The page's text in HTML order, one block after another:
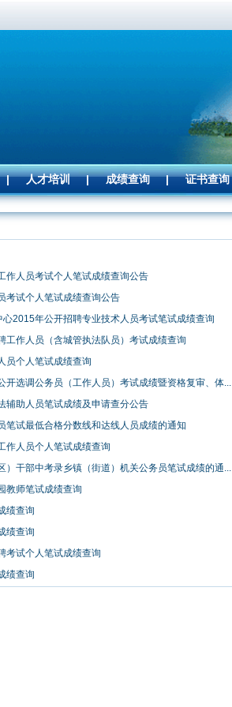
| 人才培训 | 成绩查询 | 证书查询
作人员考试个人笔试成绩查询公告
考试个人笔试成绩查询公告
2015年公开招聘专业技术人员考试笔试成绩查询
工作人员（含城管执法队员）考试成绩查询
员个人笔试成绩查询
选调公务员（工作人员）考试成绩暨资格复审、体...
辅助人员笔试成绩及申请查分公告
笔试最低合格分数线和达线人员成绩的通知
作人员个人笔试成绩查询
干部中考录乡镇（街道）机关公务员笔试成绩的通...
教师笔试成绩查询
绩查询
绩查询
考试个人笔试成绩查询
绩查询